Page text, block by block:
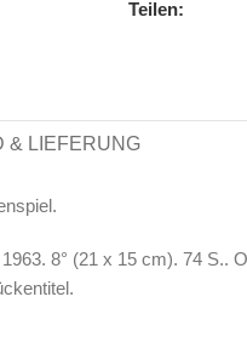
Teilen:
& LIEFERUNG
8° (21 x 15 cm). 74 S..